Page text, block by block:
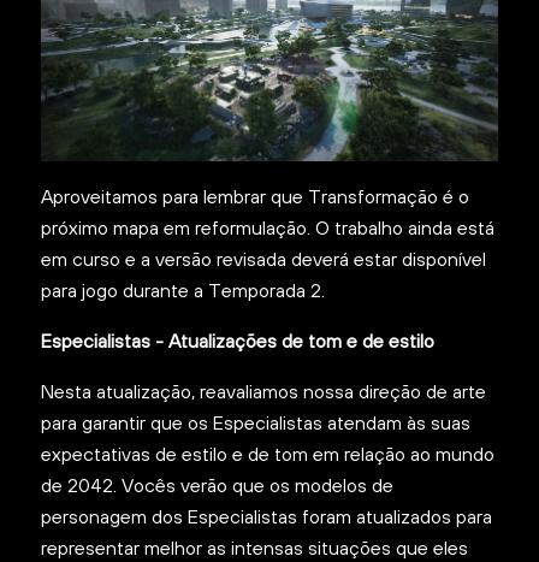
Aproveitamos para lembrar que Transformação é o
próximo mapa em reformulação. O trabalho ainda está
em curso e a versão revisada deverá estar disponível
para jogo durante a Temporada 2.
Especialistas - Atualizações de tom e de estilo
Nesta atualização, reavaliamos nossa direção de arte
para garantir que os Especialistas atendam às suas
expectativas de estilo e de tom em relação ao mundo
de 2042. Vocês verão que os modelos de
personagem dos Especialistas foram atualizados para
representar melhor as intensas situações que eles